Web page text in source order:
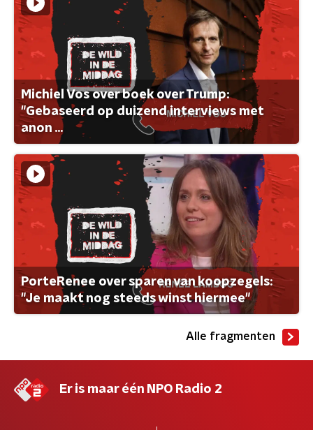
Michiel Vos over boek over Trump:
"Gebaseerd op duizend interviews met
anon ...
PorteRenee over sparen van koopzegels:
"Je maakt nog steeds winst hiermee"
Alle fragmenten
Er is maar één NPO Radio 2